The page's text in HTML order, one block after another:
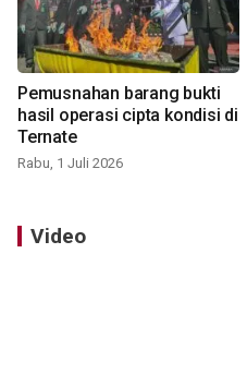
Pemusnahan barang bukti
hasil operasi cipta kondisi di
Ternate
Rabu, 1 Juli 2026
Video